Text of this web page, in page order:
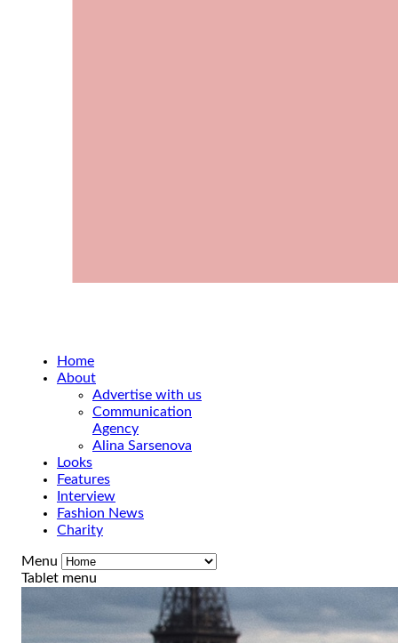
Home
About
Advertise with us
Communication
Agency
Alina Sarsenova
Looks
Features
Interview
Fashion News
Charity
Menu
Tablet menu